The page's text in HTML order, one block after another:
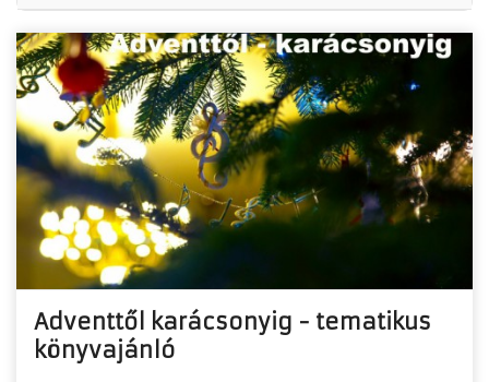
Adventtől karácsonyig - tematikus
könyvajánló